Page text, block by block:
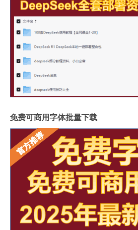
免费可商用字体批量下载